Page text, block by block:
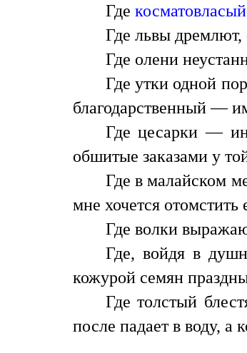
Где
Где львы
Где олени
Где утки одной
благодарственный —
Где цесарки —
обшитые заказами у
Где в малайском
мне хочется
Где волки
Где, войдя в
кожурой семян
Где толстый
после падает в воду, а